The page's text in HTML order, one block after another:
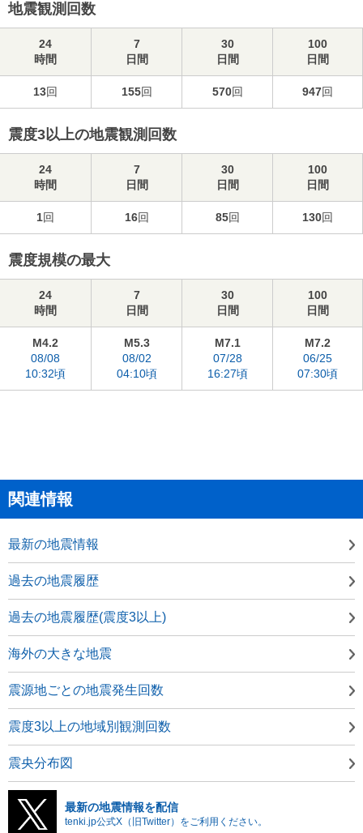
地震観測回数
24
時間
7
日間
30
日間
100
日間
13回 155回 570回 947回
震度3以上の地震観測回数
24
時間
7
日間
30
日間
100
日間
1回 16回 85回 130回
震度規模の最大
24
時間
7
日間
30
日間
100
日間
M4.2
08/08
10:32頃
M5.3
08/02
04:10頃
M7.1
07/28
16:27頃
M7.2
06/25
07:30頃
関連情報
最新の地震情報
過去の地震履歴
過去の地震履歴(震度3以上)
海外の大きな地震
震源地ごとの地震発生回数
震度3以上の地域別観測回数
震央分布図
最新の地震情報を配信
tenki.jp公式X（旧Twitter）をご利用ください。